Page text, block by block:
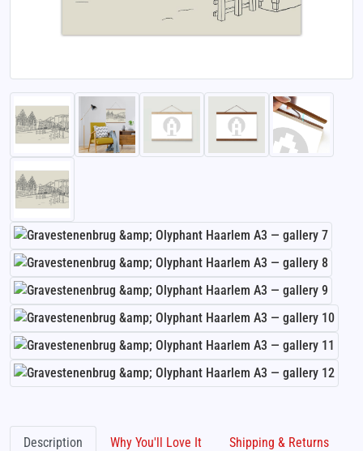
Description Why You'll Love It Shipping & Returns